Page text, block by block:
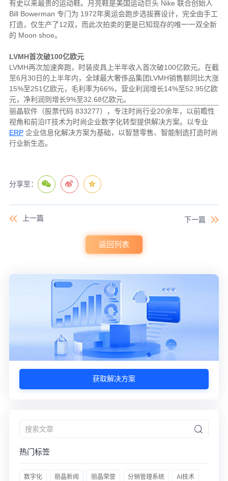
有史以来最贵的运动鞋。月亮鞋是美国运动巨头 Nike 联合创始人
Bill Bowerman 专门为 1972年奥运会跑步选拔赛设计，完全由手工
打造，仅生产了12双，而此次拍卖的更是已知现存的唯一一双全新
的 Moon shoe。
LVMH首次破100亿欧元
LVMH再次加速奔跑，时装皮具上半年收入首次破100亿欧元。在截
至6月30日的上半年内，全球最大奢侈品集团LVMH销售额同比大涨
15%至251亿欧元，毛利率为66%，营业利润增长14%至52.95亿欧
元，净利润则增长9%至32.68亿欧元。
丽晶软件（股票代码 833277），专注时尚行业20余年，以前瞻性
视角和前沿IT技术为时尚企业数字化转型提供解决方案。以专业
ERP企业信息化解决方案为基础，以智慧零售、智能制造打造时尚
行业新生态。
分享至：
上一篇 下一篇
返回列表
获取解决方案
热门标签
数字化 丽晶新闻 丽晶荣誉 分销管理系统 AI技术